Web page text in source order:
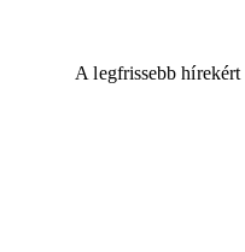
A legfrissebb